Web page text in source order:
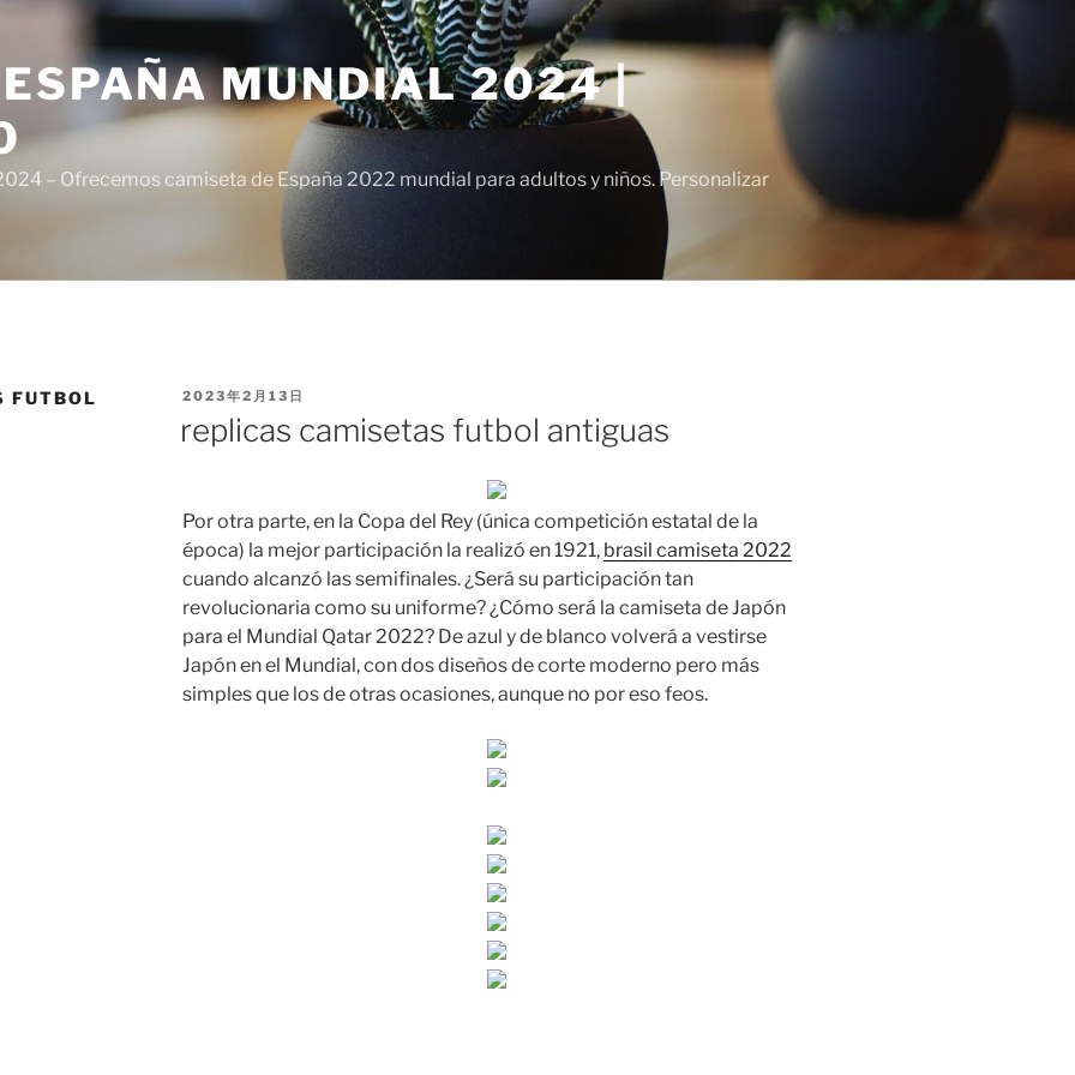
MUNDIAL 2024 |
– Ofrecemos camiseta de España 2022 mundial para adultos y niños. Personalizar
FUTBOL
PUBLICADO
2023年2月13日
replicas camisetas futbol antiguas
Por otra parte, en la Copa del Rey (única competición estatal de la
época) la mejor participación la realizó en 1921, brasil camiseta 2022
cuando alcanzó las semifinales. ¿Será su participación tan
revolucionaria como su uniforme? ¿Cómo será la camiseta de Japón
para el Mundial Qatar 2022? De azul y de blanco volverá a vestirse
Japón en el Mundial, con dos diseños de corte moderno pero más
simples que los de otras ocasiones, aunque no por eso feos.